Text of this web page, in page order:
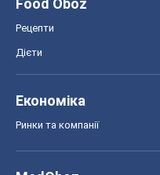
Food Oboz
Рецепти
Дієти
Економіка
Ринки та компанії